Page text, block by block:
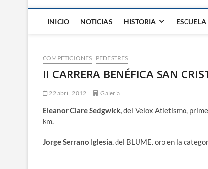
INICIO NOTICIAS HISTORIA ESCUELA
COMPETICIONES PEDESTRES
II CARRERA BENÉFICA SAN
22 abril, 2012 Galería
Eleanor Clare Sedgwick,del Velox Atletismo,
km.
Jorge Serrano Iglesia, del BLUME, oro en la